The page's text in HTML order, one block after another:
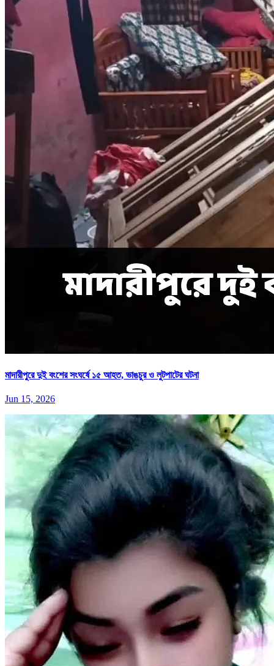
মাদারীপুরে দুই বংশের সংঘর্ষে ১৫ আহত, ভাঙচুর ও লুটপাটের ঘটনা
Jun 15, 2026